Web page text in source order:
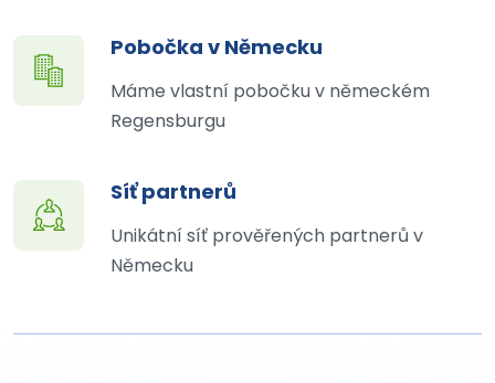
Pobočka v Německu
Máme vlastní pobočku v německém
Regensburgu
Síť partnerů
Unikátní síť prověřených partnerů v
Německu